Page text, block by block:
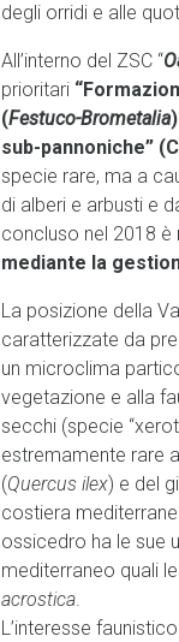
degli orridi e alle
All’interno del ZSC “
prioritari
(Festuco-Brometalia
sub-pannoniche”
specie rare, ma a
di alberi e arbusti e
concluso nel 2018 è
mediante la
La posizione della
caratterizzate da
un microclima
vegetazione e alla
secchi (specie
estremamente rare
(Quercus ilex) e del
costiera
ossicedro ha le sue
mediterraneo quali
acrostica.
L’interesse